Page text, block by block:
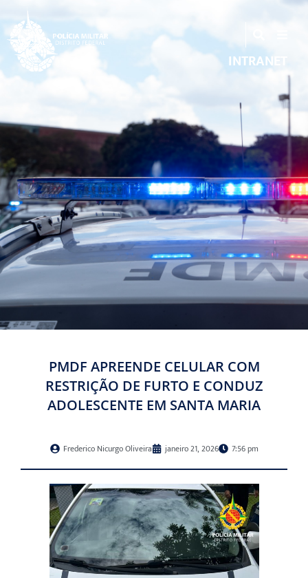
INTRANET
PMDF APREENDE CELULAR COM
RESTRIÇÃO DE FURTO E CONDUZ
ADOLESCENTE EM SANTA MARIA
Frederico Nicurgo Oliveira janeiro 21, 2026 7:56 pm